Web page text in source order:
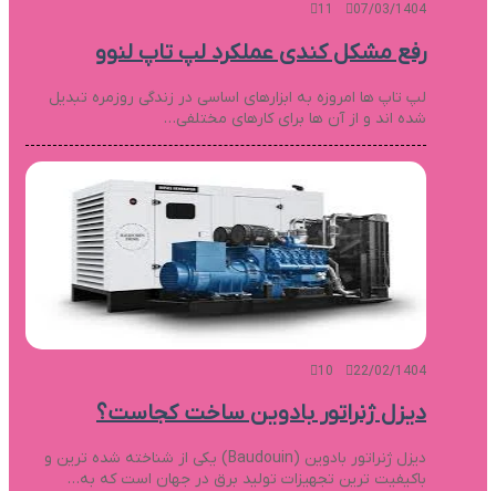
07/03/1404
11
رفع مشکل کندی عملکرد لپ تاپ لنوو
لپ تاپ ها امروزه به ابزارهای اساسی در زندگی روزمره تبدیل
شده اند و از آن ها برای کارهای مختلفی…
22/02/1404
10
دیزل ژنراتور بادوین ساخت کجاست؟
دیزل ژنراتور بادوین (Baudouin) یکی از شناخته شده ترین و
باکیفیت ترین تجهیزات تولید برق در جهان است که به…